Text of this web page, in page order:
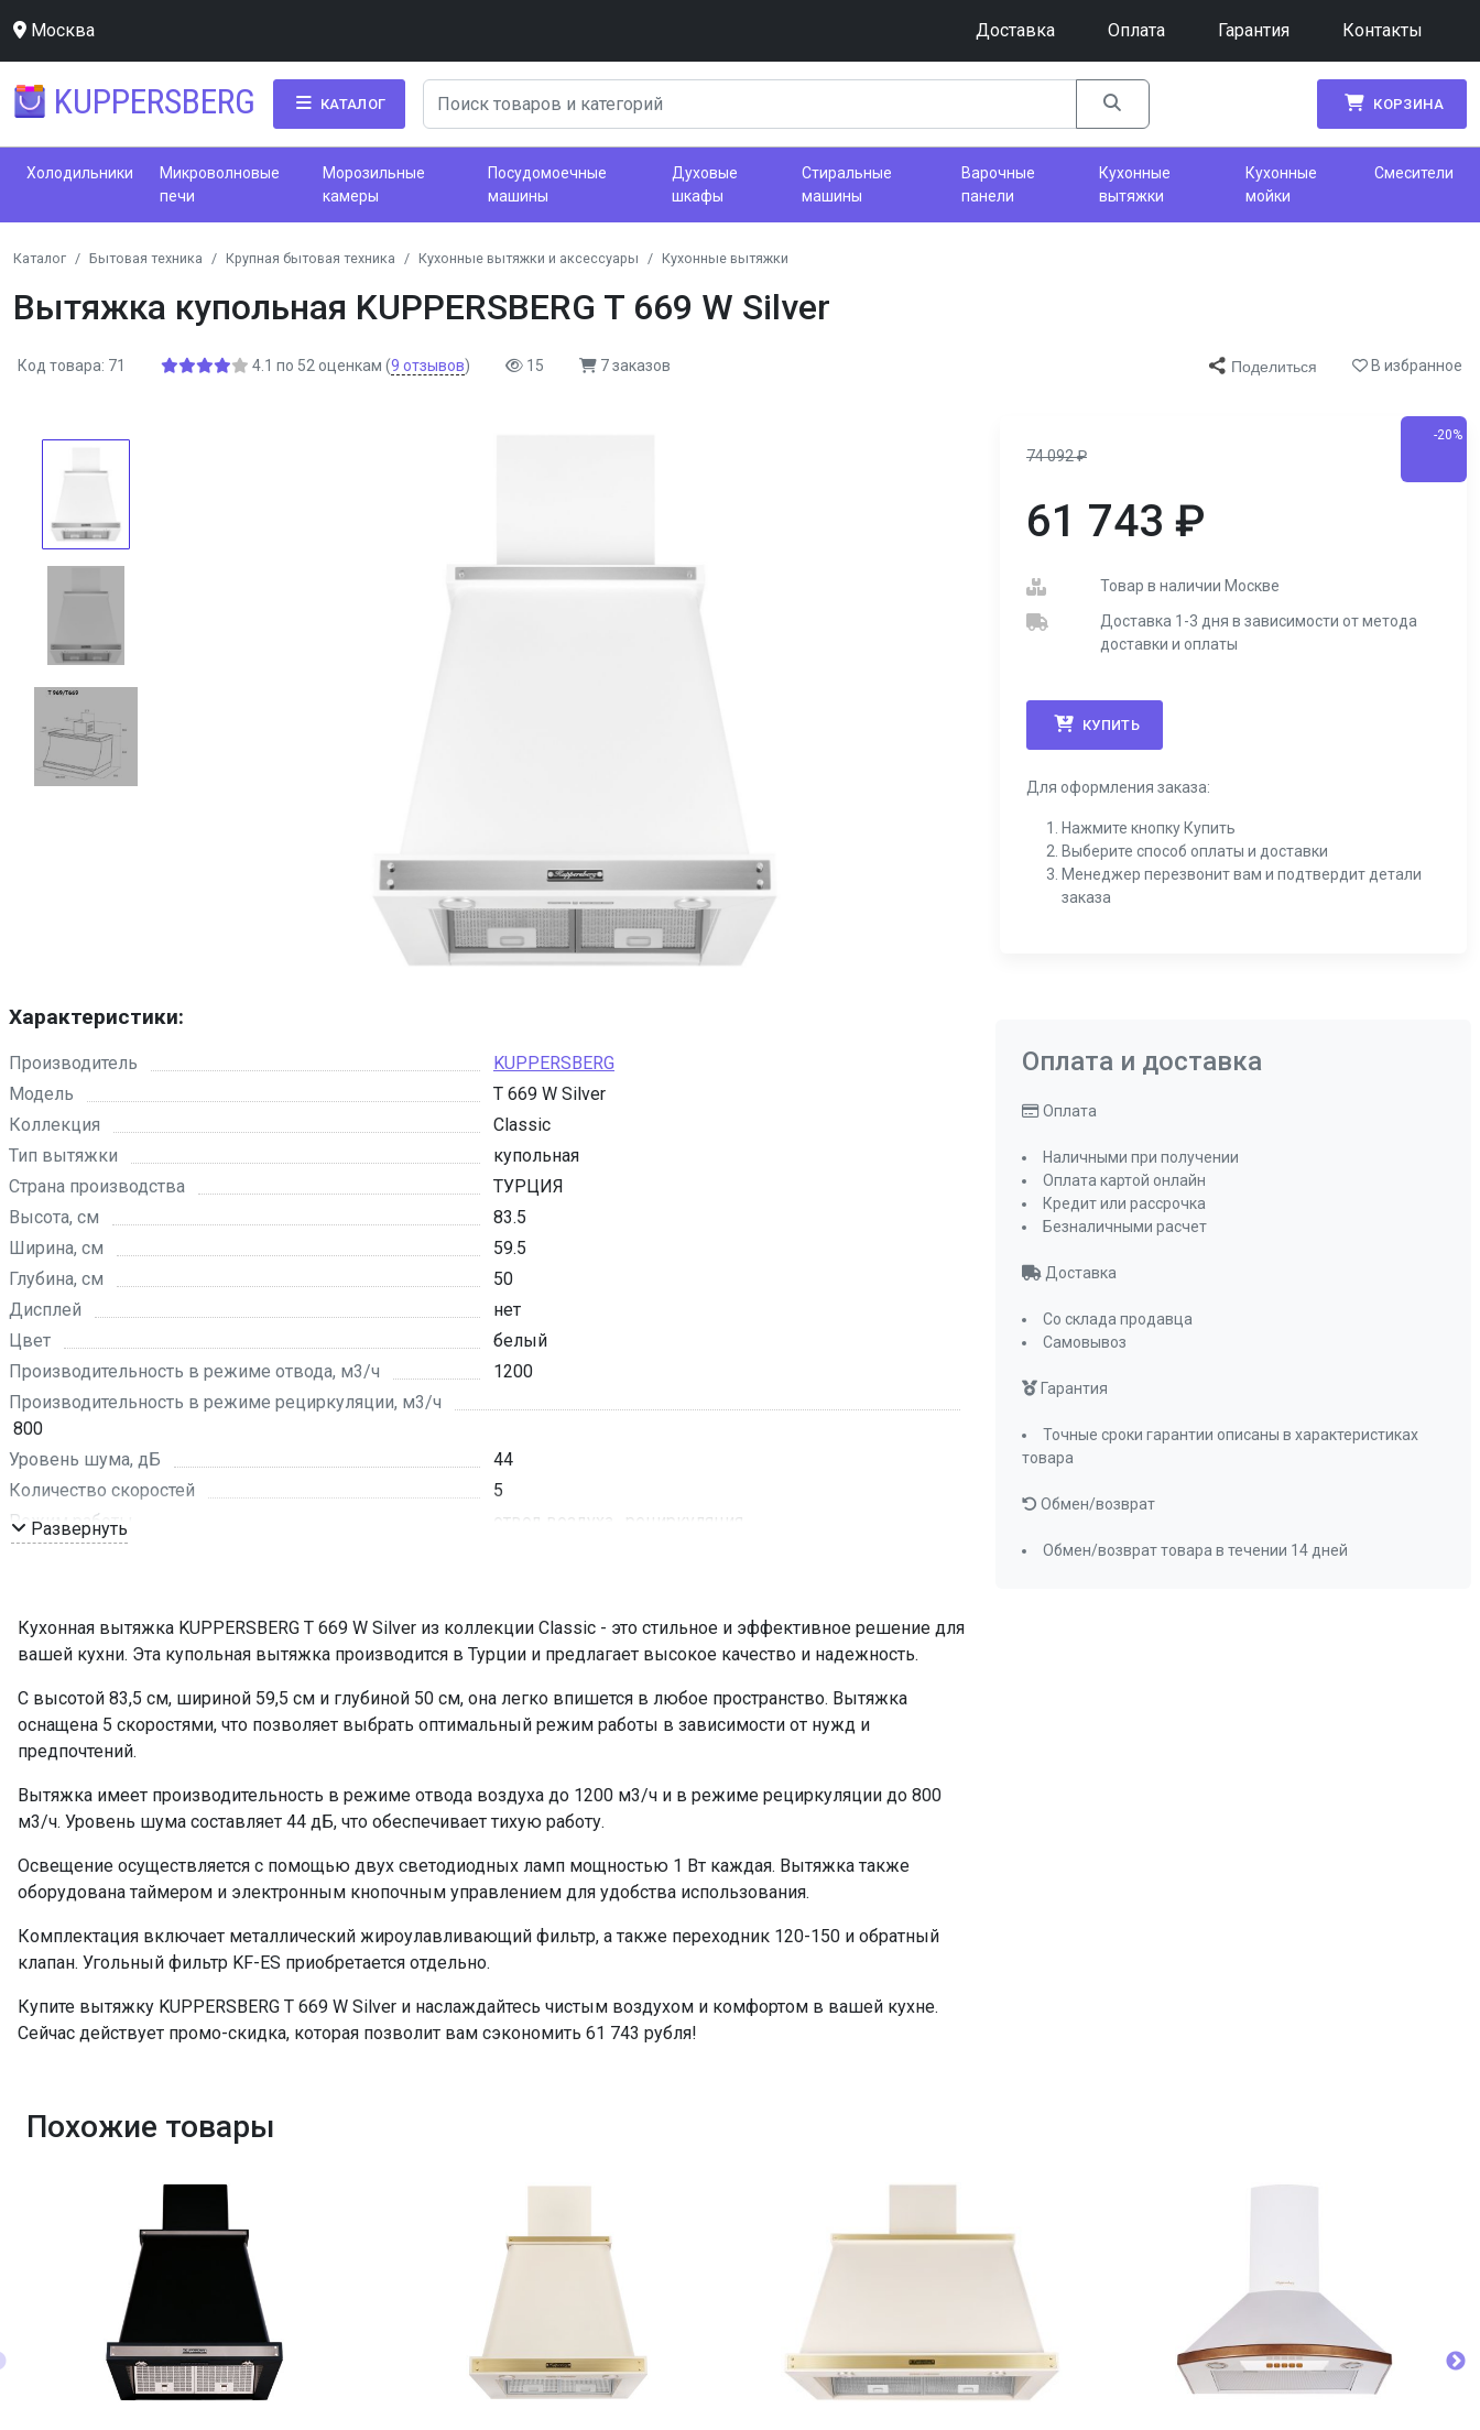
Москва Доставка Оплата Гарантия Контакты
KUPPERSBERG КАТАЛОГ КОРЗИНА
Холодильники
Микроволновые
печи
Морозильные
камеры
Посудомоечные
машины
Духовые
шкафы
Стиральные
машины
Варочные
панели
Кухонные
вытяжки
Кухонные
мойки
Смесители
Каталог Бытовая техника Крупная бытовая техника Кухонные вытяжки и аксессуары Кухонные вытяжки
Вытяжка купольная KUPPERSBERG T 669 W Silver
Код товара: 71 4.1 по 52 оценкам (9 отзывов) 15 7 заказов Поделиться В избранное
74 092₽
-20%
61 743 ₽
Товар в наличии Москве
Доставка 1-3 дня в зависимости от метода
доставки и оплаты
КУПИТЬ
Для оформления заказа:
Нажмите кнопку Купить
Выберите способ оплаты и доставки
Менеджер перезвонит вам и подтвердит детали
заказа
Характеристики:
Производитель
KUPPERSBERG
Модель
T 669 W Silver
Коллекция
Classic
Тип вытяжки
купольная
Страна производства
ТУРЦИЯ
Высота, см
83.5
Ширина, см
59.5
Глубина, см
50
Дисплей
нет
Цвет
белый
Производительность в режиме отвода, м3/ч
1200
Производительность в режиме рециркуляции, м3/ч
800
Уровень шума, дБ
44
Количество скоростей
5
Режим работы
отвод воздуха , рециркуляция
Таймер
да
Мощность освещения, Вт
2х1
Освещение
светодиодное
Количество ламп освещения
Переходник
120-150
Угольный фильтр
KF-ES (приобретается отдельно)
Фильтр
металлический жироулавливающий
ПРОМО Скидка
=61743.00
Развернуть
Кухонная вытяжка KUPPERSBERG T 669 W Silver из коллекции Classic - это стильное и эффективное решение для
вашей кухни. Эта купольная вытяжка производится в Турции и предлагает высокое качество и надежность.
С высотой 83,5 см, шириной 59,5 см и глубиной 50 см, она легко впишется в любое пространство. Вытяжка
оснащена 5 скоростями, что позволяет выбрать оптимальный режим работы в зависимости от нужд и
предпочтений.
Вытяжка имеет производительность в режиме отвода воздуха до 1200 м3/ч и в режиме рециркуляции до 800
м3/ч. Уровень шума составляет 44 дБ, что обеспечивает тихую работу.
Освещение осуществляется с помощью двух светодиодных ламп мощностью 1 Вт каждая. Вытяжка также
оборудована таймером и электронным кнопочным управлением для удобства использования.
Комплектация включает металлический жироулавливающий фильтр, а также переходник 120-150 и обратный
клапан. Угольный фильтр KF-ES приобретается отдельно.
Купите вытяжку KUPPERSBERG T 669 W Silver и наслаждайтесь чистым воздухом и комфортом в вашей кухне.
Сейчас действует промо-скидка, которая позволит вам сэкономить 61 743 рубля!
Оплата и доставка
Оплата
Наличными при получении
Оплата картой онлайн
Кредит или рассрочка
Безналичными расчет
Доставка
Со склада продавца
Самовывоз
Гарантия
Точные сроки гарантии описаны в характеристиках
товара
Обмен/возврат
Обмен/возврат товара в течении 14 дней
Похожие товары